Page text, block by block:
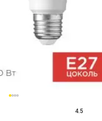
4.5